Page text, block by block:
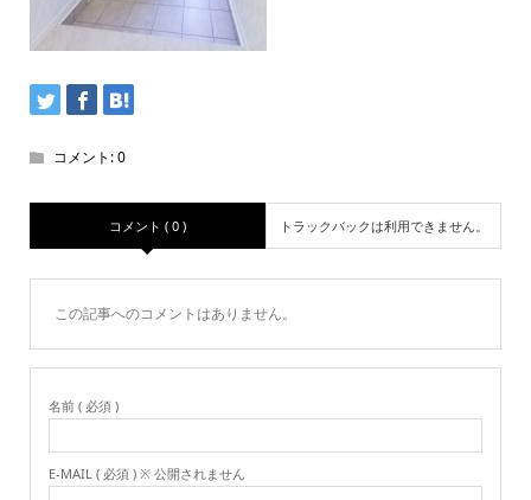
コメント:0
コメント ( 0 ) トラックバックは利用できません。
この記事へのコメントはありません。
名前 ( 必須 )
E-MAIL ( 必須 ) ※ 公開されません